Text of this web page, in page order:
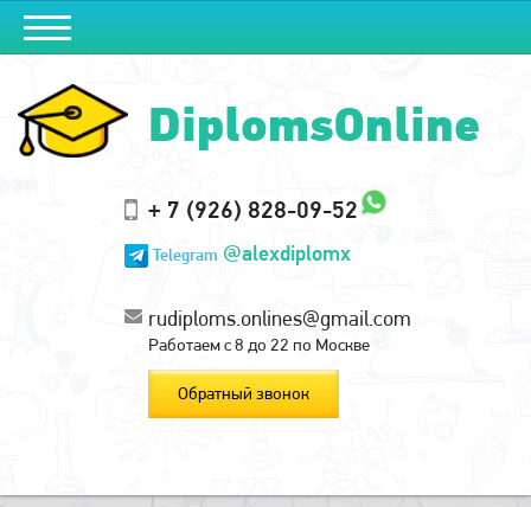
DiplomsOnline
+ 7 (926) 828-09-52
Telegram @alexdiplomx
rudiploms.onlines@gmail.com
Работаем с 8 до 22 по Москве
Обратный звонок